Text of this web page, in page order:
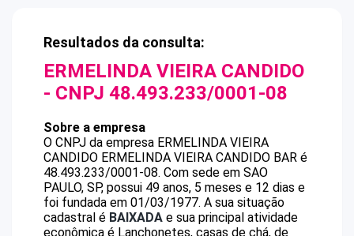
Resultados da consulta:
ERMELINDA VIEIRA CANDIDO
- CNPJ 48.493.233/0001-08
Sobre a empresa
O CNPJ da empresa ERMELINDA VIEIRA
CANDIDO ERMELINDA VIEIRA CANDIDO BAR é
48.493.233/0001-08. Com sede em SAO
PAULO, SP, possui 49 anos, 5 meses e 12 dias e
foi fundada em 01/03/1977. A sua situação
cadastral é BAIXADA e sua principal atividade
econômica é Lanchonetes, casas de chá, de